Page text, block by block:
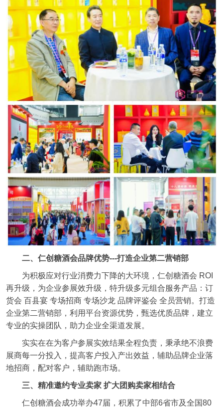
二、仁创糖酒会品牌优势---打造企业第二营销部
为积极应对行业消费力下降的大环境，仁创糖酒会 ROI
再升级，为企业参展效升级，特升级多元组合服务产品：订
货会 百县宴 专场招商 专场沙龙 品牌评鉴会 全员营销。打造
企业第二营销部，利用平台资源优势，甄选优质品牌，建立
专业的实操团队，助力企业全渠道发展。
实实在在为客户参展实效结果全程负责，秉承绝不浪费
展商每一分投入，提高客户投入产出效益，辅助品牌企业落
地招商，配对客户，辅助跑市场。
三、精准邀约专业卖家 扩大团购卖家相结合
仁创糖酒会成功举办47届，积累了中部6省市及全国80